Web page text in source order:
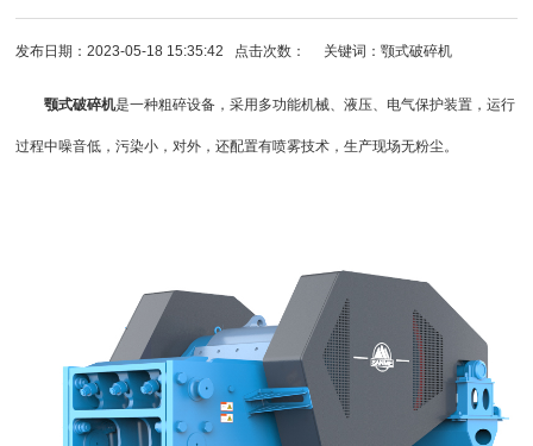
发布日期：2023-05-18 15:35:42 点击次数： 关键词：颚式破碎机
颚式破碎机是一种粗碎设备，采用多功能机械、液压、电气保护装置，运行
过程中噪音低，污染小，对外，还配置有喷雾技术，生产现场无粉尘。